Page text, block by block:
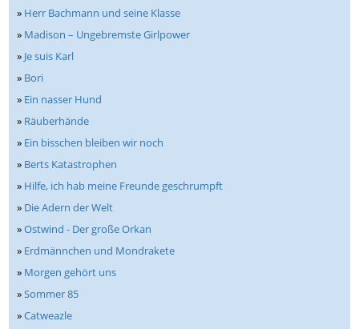
» Herr Bachmann und seine Klasse
» Madison – Ungebremste Girlpower
» Je suis Karl
» Bori
» Ein nasser Hund
» Räuberhände
» Ein bisschen bleiben wir noch
» Berts Katastrophen
» Hilfe, ich hab meine Freunde geschrumpft
» Die Adern der Welt
»Ostwind - Der große Orkan
» Erdmännchen und Mondrakete
» Morgen gehört uns
»Sommer 85
»Catweazle